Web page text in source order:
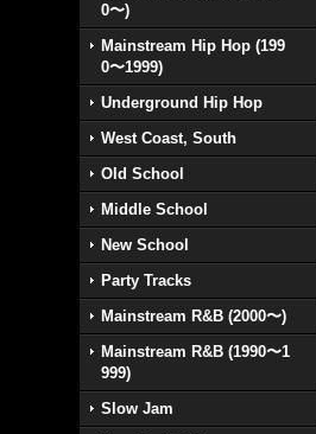
0〜)
Mainstream Hip Hop (199
0〜1999)
Underground Hip Hop
West Coast, South
Old School
Middle School
New School
Party Tracks
Mainstream R&B (2000〜)
Mainstream R&B (1990〜1
999)
Slow Jam